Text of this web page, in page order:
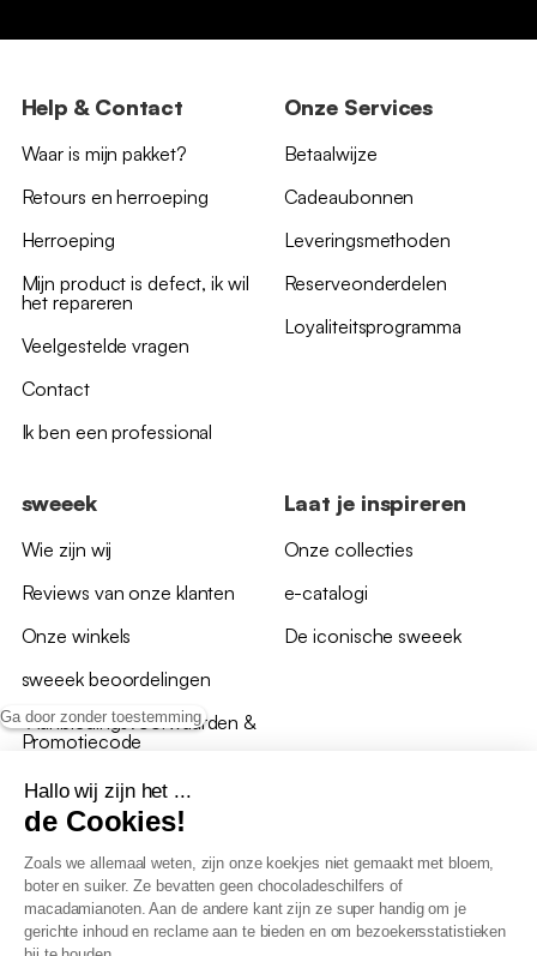
Ga door zonder toestemming
Hallo wij zijn het ...
de Cookies!
Zoals we allemaal weten, zijn onze koekjes niet gemaakt met bloem,
boter en suiker. Ze bevatten geen chocoladeschilfers of
macadamianoten. Aan de andere kant zijn ze super handig om je
gerichte inhoud en reclame aan te bieden en om bezoekersstatistieken
Help & Contact
Waar is mijn pakket?
Retours en herroeping
Herroeping
Mijn product is defect, ik wil
het repareren
Veelgestelde vragen
Contact
Ik ben een professional
Onze Services
Betaalwijze
Cadeaubonnen
Leveringsmethoden
Reserveonderdelen
Loyaliteitsprogramma
sweeek
Wie zijn wij
Reviews van onze klanten
Onze winkels
sweeek beoordelingen
*Aanbiedingsvoorwaarden &
Promotiecode
Laat je inspireren
Onze collecties
e-catalogi
De iconische sweeek
Algemene verkoopsvoorwaarden
AV loyaliteitsprogramma
Beleid persoonsgegevens